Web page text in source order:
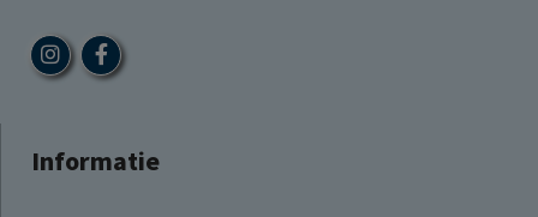
Informatie